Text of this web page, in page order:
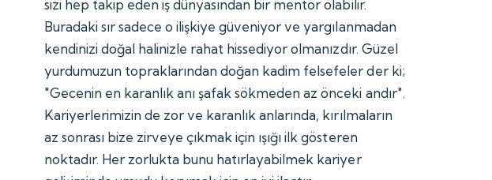
sizi hep takip eden iş dünyasından bir mentör olabilir.
Buradaki sır sadece o ilişkiye güveniyor ve yargılanmadan
kendinizi doğal halinizle rahat hissediyor olmanızdır. Güzel
yurdumuzun topraklarından doğan kadim felsefeler der ki;
"Gecenin en karanlık anı şafak sökmeden az önceki andır".
Kariyerlerimizin de zor ve karanlık anlarında, kırılmaların
az sonrası bize zirveye çıkmak için ışığı ilk gösteren
noktadır. Her zorlukta bunu hatırlayabilmek kariyer